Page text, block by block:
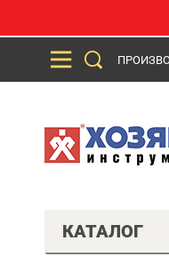
КАТАЛОГ